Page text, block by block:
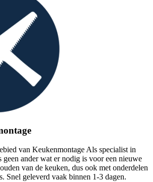
van Keukenmontage Als specialist in
ander wat er nodig is voor een nieuwe
van de keuken, dus ook met onderdelen
Snel geleverd vaak binnen 1-3 dagen.